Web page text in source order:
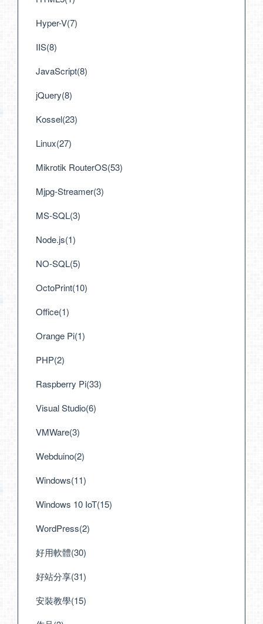
Hyper-V(7)
IIS(8)
JavaScript(8)
jQuery(8)
Kossel(23)
Linux(27)
Mikrotik RouterOS(53)
Mjpg-Streamer(3)
MS-SQL(3)
Node.js(1)
NO-SQL(5)
OctoPrint(10)
Office(1)
Orange Pi(1)
PHP(2)
Raspberry Pi(33)
Visual Studio(6)
VMWare(3)
Webduino(2)
Windows(11)
Windows 10 IoT(15)
WordPress(2)
好用軟體(30)
好站分享(31)
安裝教學(15)